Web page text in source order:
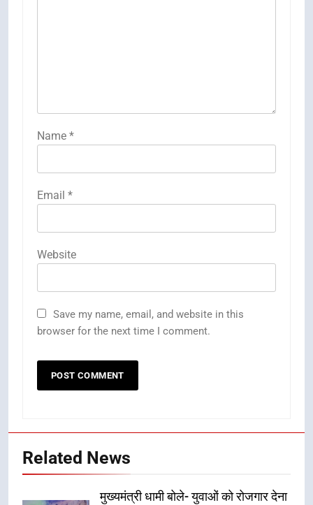
Name *
Email *
Website
Save my name, email, and website in this
browser for the next time I comment.
Related News
मुख्यमंत्री धामी बोले- युवाओं को रोजगार देना